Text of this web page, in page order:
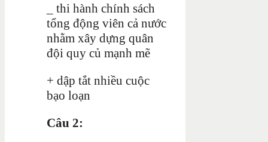
_ thi hành chính sách
tổng động viên cả nước
nhằm xây dựng quân
đội quy củ mạnh mẽ
+ dập tắt nhiều cuộc
bạo loạn
Câu 2: